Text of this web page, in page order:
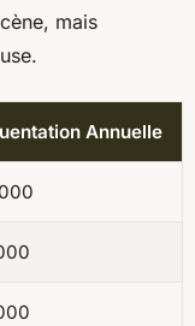
mais
Annuelle